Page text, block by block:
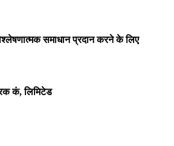
समाधान प्रदान करने के लिए